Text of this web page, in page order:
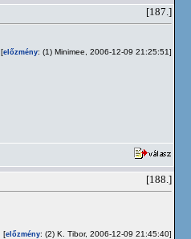
[187.]
[előzmény: (1) Minimee, 2006-12-09 21:25:51]
[188.]
[előzmény: (2) K. Tibor, 2006-12-09 21:45:40]